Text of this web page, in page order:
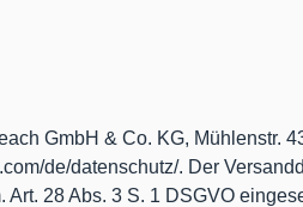
GmbH & Co. KG, Mühlenstr.
de/datenschutz/. Der
28 Abs. 3 S. 1 DSGVO